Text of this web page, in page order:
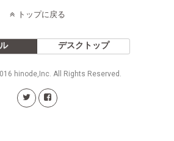
トップに戻る
デスクトップ
hinode,Inc. All Rights Reserved.